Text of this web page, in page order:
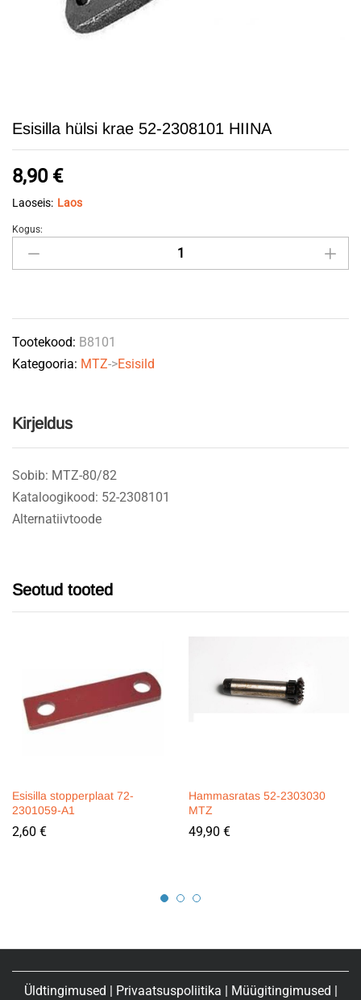
Esisilla hülsi krae 52-2308101 HIINA
8,90 €
Laoseis: Laos
Esisilla
hülsi
2308101
HIINA
quantity
Kogus:
Tootekood: B8101
Kategooria: MTZ->Esisild
Kirjeldus
Sobib: MTZ-80/82
Kataloogikood: 52-2308101
Alternatiivtoode
Seotud tooted
Esisilla stopperplaat 72-
2301059-A1
2,60 €
Hammasratas 52-2303030
MTZ
49,90 €
Üldtingimused Privaatsuspoliitika Müügitingimused